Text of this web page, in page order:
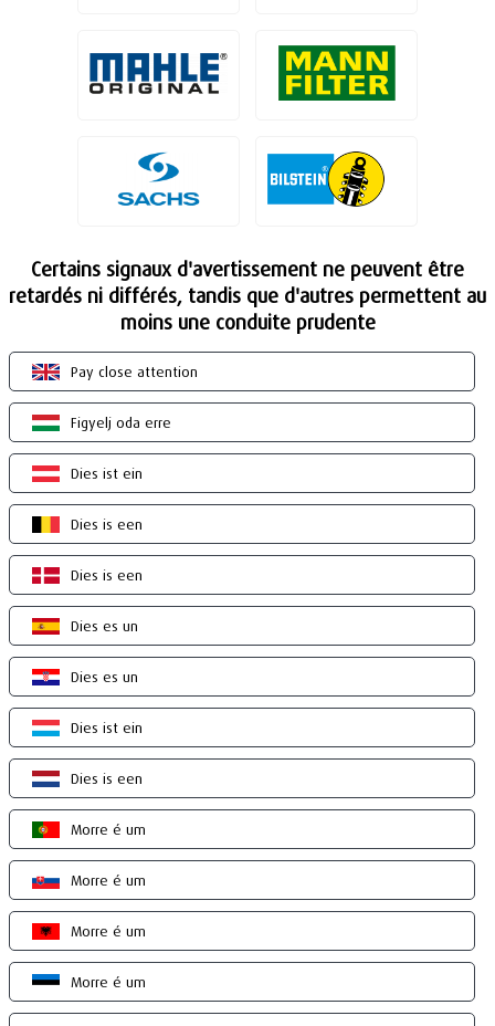
Certains signaux d'avertissement ne peuvent être
retardés ni différés, tandis que d'autres permettent au
moins une conduite prudente
Pay close attention
Figyelj oda erre
Dies ist ein
Dies is een
Dies is een
Dies es un
Dies es un
Dies ist ein
Dies is een
Morre é um
Morre é um
Morre é um
Morre é um